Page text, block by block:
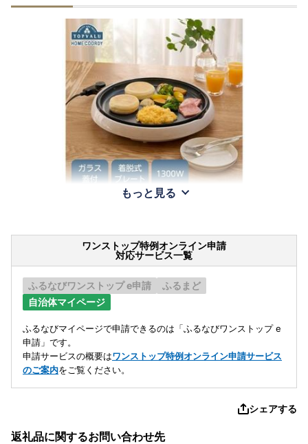
もっと見る
ワンストップ特例オンライン申請
対応サービス一覧
ふるなびワンストップ e申請
ふるまど
自治体マイページ
ふるなびマイページで申請できるのは「ふるなびワンストップ e
申請」です。
申請サービスの概要はワンストップ特例オンライン申請サービス
のご案内をご覧ください。
シェアする
返礼品に関するお問い合わせ先